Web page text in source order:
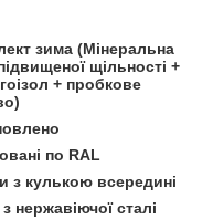
зима (Мінеральна
щільності +
+ пробкове
по RAL
з кулькою всередині
з нержавіючої сталі